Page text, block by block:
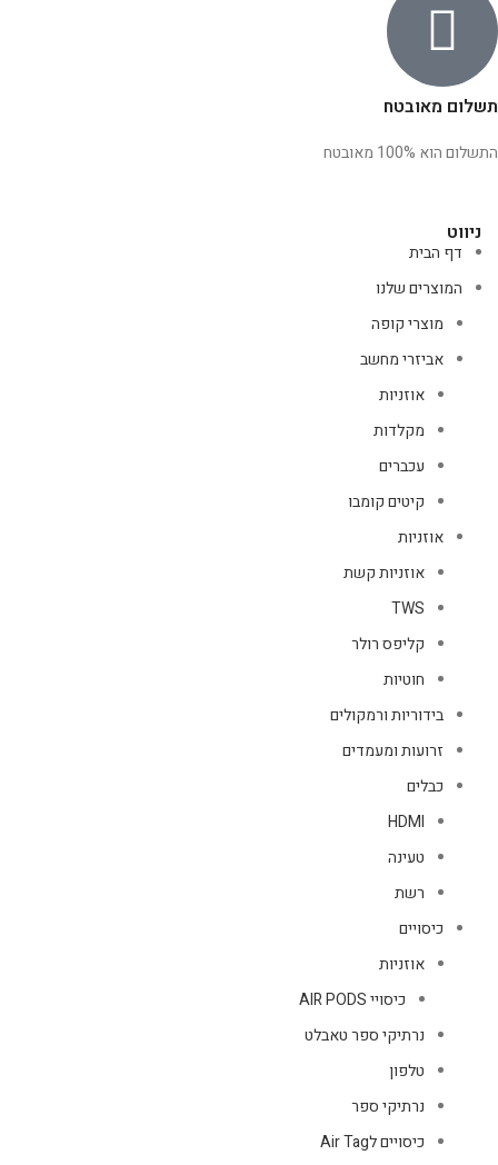
תשלום מאובטח
התשלום הוא 100% מאובטח
ניווט
דף הבית
המוצרים שלנו
מוצרי קופה
אביזרי מחשב
אוזניות
מקלדות
עכברים
קיטים קומבו
אוזניות
אוזניות קשת
TWS
קליפס רולר
חוטיות
בידוריות ורמקולים
זרועות ומעמדים
כבלים
HDMI
טעינה
רשת
כיסויים
אוזניות
כיסויי AIR PODS
נרתיקי ספר טאבלט
טלפון
נרתיקי ספר
כיסויים לAir Tag